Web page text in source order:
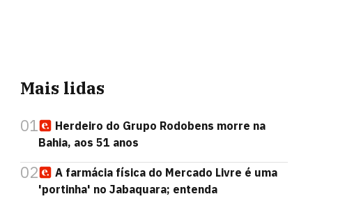
Mais lidas
01
Herdeiro do Grupo Rodobens morre na
Bahia, aos 51 anos
02
A farmácia física do Mercado Livre é uma
'portinha' no Jabaquara; entenda